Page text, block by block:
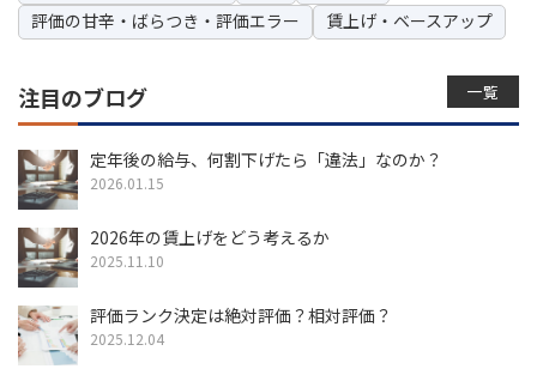
評価の甘辛・ばらつき・評価エラー
賃上げ・ベースアップ
一覧
注目のブログ
定年後の給与、何割下げたら「違法」なのか？
2026.01.15
2026年の賃上げをどう考えるか
2025.11.10
評価ランク決定は絶対評価？相対評価？
2025.12.04